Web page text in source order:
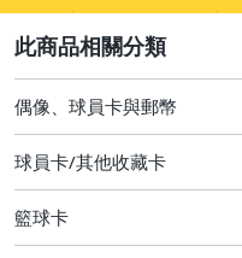
偶像、球員卡與郵幣
偶像、球員卡與郵幣
球員卡/其他收藏卡
籃球卡